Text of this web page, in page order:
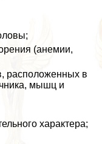
(анемии,
расположенных в
мышц и
хаpaктера;